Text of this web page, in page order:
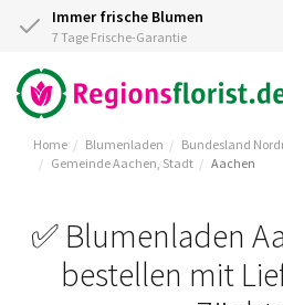
Immer frische Blumen
7 Tage Frische-Garantie
Home Blumenladen
Bundesland
Gemeinde Aachen, Stadt
Aachen
✅ Blumenladen
bestellen mit